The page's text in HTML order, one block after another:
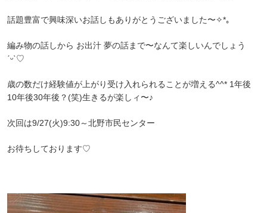
話題豊富で興味深いお話しもありがとうございました〜✧*｡
編み物の話しから お出汁 夢の話まで〜なんて楽しいんでしょう
ˊᵕˋ♡
歳の数だけ経験値が上がり受け入れられることが増える^^* 1年後
10年後30年後？(笑)生きるが楽しィ〜♪
次回は9/27(火)9:30～北野市民センター
お待ちしております♡